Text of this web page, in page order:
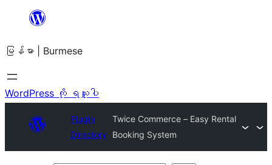
အကြောင်းအရာ
ကျော်သွား
ရန်
မြန်မာ | Burmese
WordPress ကို ရယူပါ
Plugin
Directory
Twice Commerce – Easy Rental
Booking System